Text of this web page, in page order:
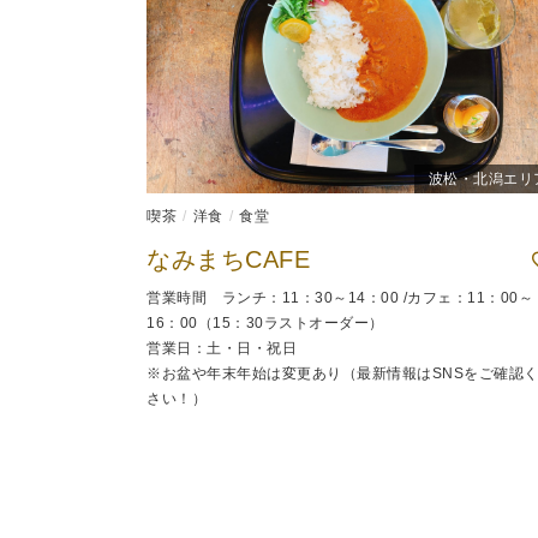
波松・北潟エリ
喫茶 洋食 食堂
なみまちCAFE
営業時間 ランチ：11：30～14：00 /カフェ：11：00～
16：00（15：30ラストオーダー）
営業日：土・日・祝日
※お盆や年末年始は変更あり（最新情報はSNSをご確認
さい！）